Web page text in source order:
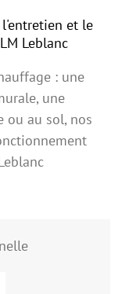
et le
Leblanc
: une
une
ou au sol, nos